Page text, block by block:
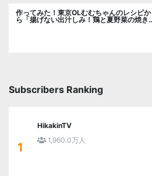
作ってみた！東京OLむむちゃんのレシピか
ら「揚げない出汁しみ！鶏と夏野菜の焼き
Subscribers Ranking
1
HikakinTV
1,960.0万人